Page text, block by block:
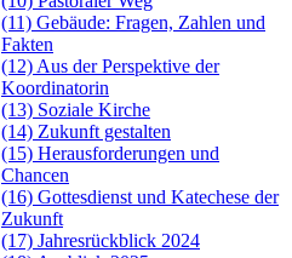
(11) Gebäude: Fragen, Zahlen und
Fakten
(12) Aus der Perspektive der
Koordinatorin
(13) Soziale Kirche
(14) Zukunft gestalten
(15) Herausforderungen und
Chancen
(16) Gottesdienst und Katechese der
Zukunft
(17) Jahresrückblick 2024